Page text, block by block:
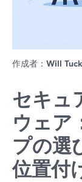
作成者： Will
セキュ
ウェア
プの選
位置付